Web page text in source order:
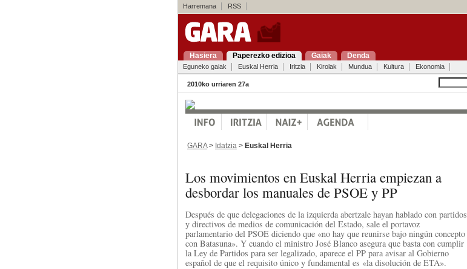
Harremana RSS
Hasiera Paperezko edizioa Gaiak Denda
Eguneko gaiak Euskal Herria Iritzia Kirolak Mundua Kultura Ekonomia
2010ko urriaren 27a
GARA> Idatzia > Euskal Herria
Los movimientos en Euskal Herria empiezan a
desbordar los manuales de PSOE y PP
Después de que delegaciones de la izquierda abertzale hayan hablado con partidos
y directivos de medios de comunicación del Estado, sale el portavoz
parlamentario del PSOE diciendo que «no hay que reunirse bajo ningún concepto
con Batasuna». Y cuando el ministro José Blanco asegura que basta con cumplir
la Ley de Partidos para ser legalizado, aparece el PP para avisar al Gobierno
español de que el requisito único y fundamental es «la disolución de ETA».